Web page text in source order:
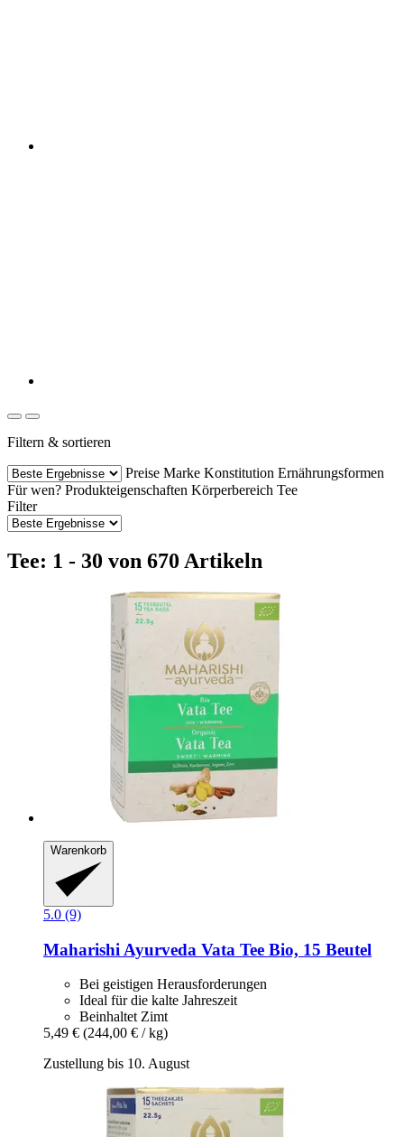
Filtern & sortieren
Preise Marke Konstitution Ernährungsformen
Für wen? Produkteigenschaften Körperbereich Tee
Filter
Tee: 1 - 30 von 670 Artikeln
Warenkorb
5.0 (9)
Maharishi Ayurveda Vata Tee Bio, 15 Beutel
Bei geistigen Herausforderungen
Ideal für die kalte Jahreszeit
Beinhaltet Zimt
5,49 € (244,00 € / kg)
Zustellung bis 10. August